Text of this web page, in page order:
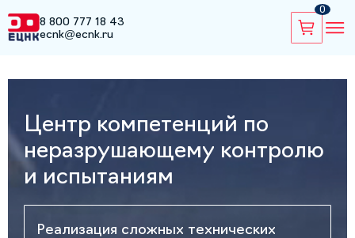
8 800 777 18 43
ecnk@ecnk.ru
0
Центр компетенций по
неразрушающему контролю
и испытаниям
Реализация сложных технических